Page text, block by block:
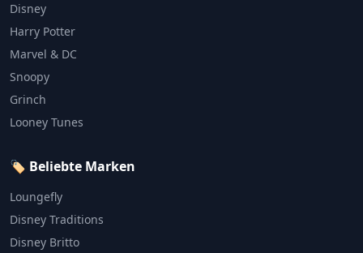
Disney
Harry Potter
Marvel & DC
Snoopy
Grinch
Looney Tunes
🏷️ Beliebte Marken
Loungefly
Disney Traditions
Disney Britto